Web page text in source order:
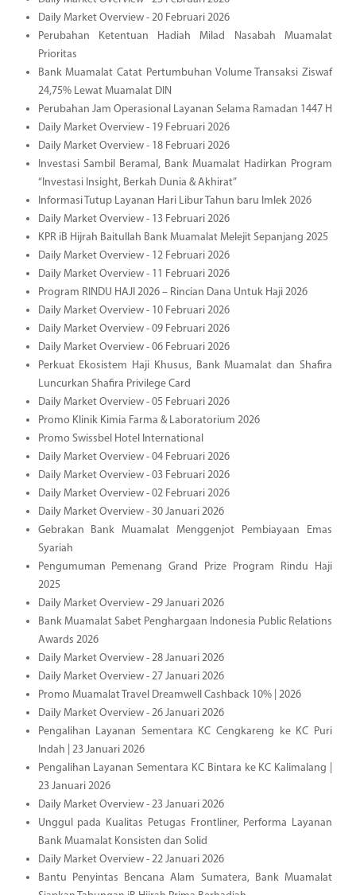
Daily Market Overview - 20 Februari 2026
Perubahan Ketentuan Hadiah Milad Nasabah Muamalat
Prioritas
Bank Muamalat Catat Pertumbuhan Volume Transaksi Ziswaf
24,75% Lewat Muamalat DIN
Perubahan Jam Operasional Layanan Selama Ramadan 1447 H
Daily Market Overview - 19 Februari 2026
Daily Market Overview - 18 Februari 2026
Investasi Sambil Beramal, Bank Muamalat Hadirkan Program
“Investasi Insight, Berkah Dunia & Akhirat”
Informasi Tutup Layanan Hari Libur Tahun baru Imlek 2026
Daily Market Overview - 13 Februari 2026
KPR iB Hijrah Baitullah Bank Muamalat Melejit Sepanjang 2025
Daily Market Overview - 12 Februari 2026
Daily Market Overview - 11 Februari 2026
Program RINDU HAJI 2026 – Rincian Dana Untuk Haji 2026
Daily Market Overview - 10 Februari 2026
Daily Market Overview - 09 Februari 2026
Daily Market Overview - 06 Februari 2026
Perkuat Ekosistem Haji Khusus, Bank Muamalat dan Shafira
Luncurkan Shafira Privilege Card
Daily Market Overview - 05 Februari 2026
Promo Klinik Kimia Farma & Laboratorium 2026
Promo Swissbel Hotel International
Daily Market Overview - 04 Februari 2026
Daily Market Overview - 03 Februari 2026
Daily Market Overview - 02 Februari 2026
Daily Market Overview - 30 Januari 2026
Gebrakan Bank Muamalat Menggenjot Pembiayaan Emas
Syariah
Pengumuman Pemenang Grand Prize Program Rindu Haji
2025
Daily Market Overview - 29 Januari 2026
Bank Muamalat Sabet Penghargaan Indonesia Public Relations
Awards 2026
Daily Market Overview - 28 Januari 2026
Daily Market Overview - 27 Januari 2026
Promo Muamalat Travel Dreamwell Cashback 10% | 2026
Daily Market Overview - 26 Januari 2026
Pengalihan Layanan Sementara KC Cengkareng ke KC Puri
Indah | 23 Januari 2026
Pengalihan Layanan Sementara KC Bintara ke KC Kalimalang |
23 Januari 2026
Daily Market Overview - 23 Januari 2026
Unggul pada Kualitas Petugas Frontliner, Performa Layanan
Bank Muamalat Konsisten dan Solid
Daily Market Overview - 22 Januari 2026
Bantu Penyintas Bencana Alam Sumatera, Bank Muamalat